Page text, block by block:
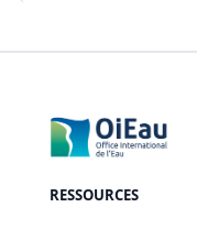
RESSOURCES